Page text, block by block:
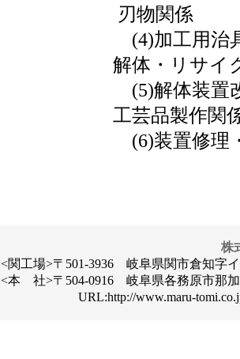
刃物関係
(4)加工用治
解体・リサイク
(5)解体装置
工芸品製作関
(6)装置修理・
株
<関工場>〒501-3936 岐阜県関市倉知字
<本 社>〒504-0916 岐阜県各務原市那
URL:http://www.maru-